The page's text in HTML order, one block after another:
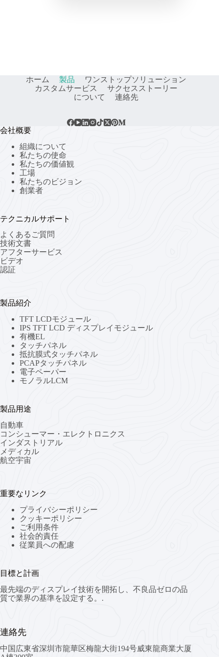
ホーム 製品
ワンストップソリューション
カスタムサービス
サクセスストーリー
について
連絡先
会社概要
組織について
私たちの使命
私たちの価値観
工場
私たちのビジョン
創業者
テクニカルサポート
よくあるご質問
技術文書
アフターサービス
ビデオ
認証
製品紹介
TFT LCDモジュール
IPS TFT LCD ディスプレイモジュール
有機EL
タッチパネル
抵抗膜式タッチパネル
PCAPタッチパネル
電子ペーパー
モノラルLCM
製品用途
自動車
コンシューマー・エレクトロニクス
インダストリアル
メディカル
航空宇宙
重要なリンク
プライバシーポリシー
クッキーポリシー
ご利用条件
社会的責任
従業員への配慮
目標と計画
最先端のディスプレイ技術を開拓し、不良品ゼロの品
質で業界の基準を設定する。.
連絡先
中国広東省深圳市龍華区梅龍大街194号威東龍商業大厦